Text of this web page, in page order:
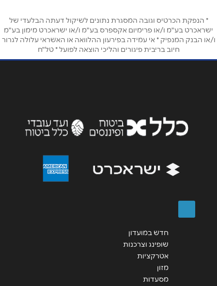
שם מלא*
טלפון*
אנא חזרו אלי בקשר ל...
* הנפקת הכרטיס וגובה המסגרת נתונים לשיקול דעתה הבלעדי של
ישראכרט בע"מ ו/או פרימיום אקספרס בע"מ ו/או ישראכרט מימון בע"מ
ו/או הבנק המנפיק * אי עמידה בפירעון ההלוואה או האשראי עלולה לגרור
חיוב בריבית פיגורים והליכי הוצאה לפועל * טל"ח
חדש במועדון
שופינג וצרכנות
אטרקציות
מזון
מסעדות